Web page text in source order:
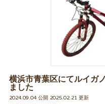
横浜市青葉区にてルイガ
ました
2024.09.04 公開 2025.02.21 更新